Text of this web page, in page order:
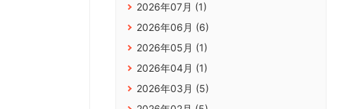
2026年07月 (1)
2026年06月 (6)
2026年05月 (1)
2026年04月 (1)
2026年03月 (5)